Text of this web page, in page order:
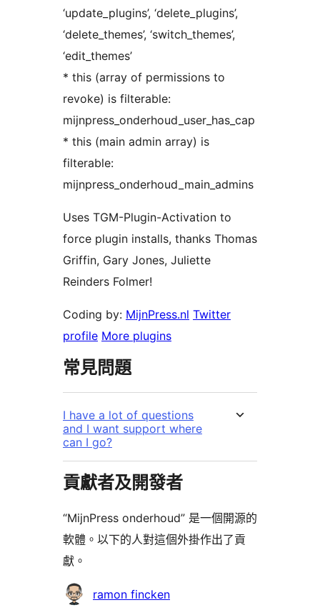
‘update_plugins’, ‘delete_plugins’,
‘delete_themes’, ‘switch_themes’,
‘edit_themes’
* this (array of permissions to
revoke) is filterable:
mijnpress_onderhoud_user_has_cap
* this (main admin array) is
filterable:
mijnpress_onderhoud_main_admins
Uses TGM-Plugin-Activation to
force plugin installs, thanks Thomas
Griffin, Gary Jones, Juliette
Reinders Folmer!
Coding by: MijnPress.nl Twitter
profile More plugins
常見問題
I have a lot of questions
and I want support where
can I go?
貢獻者及開發者
“MijnPress onderhoud” 是一個開源的
軟體。以下的人對這個外掛作出了貢
獻。
貢
ramon fincken